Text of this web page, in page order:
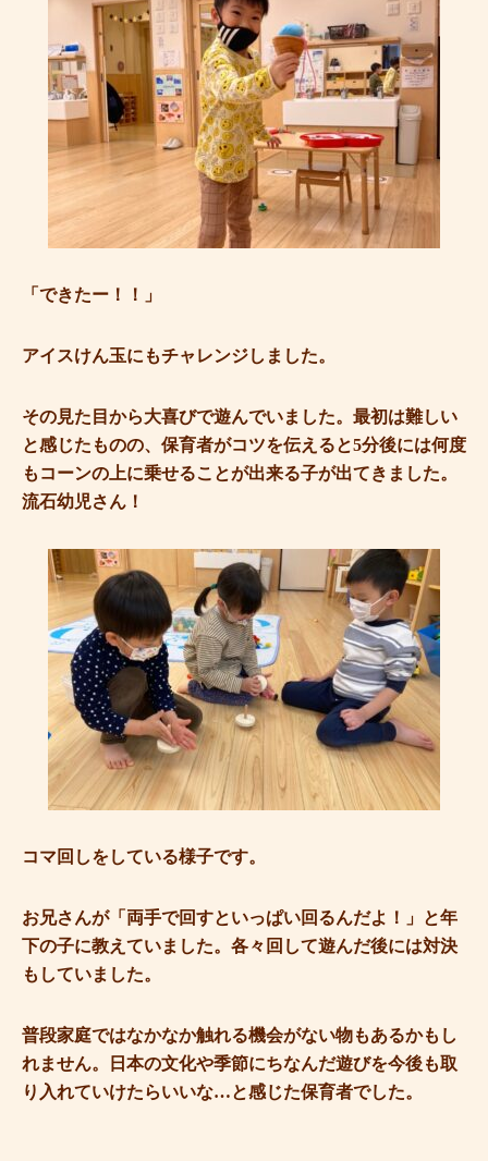
「できたー！！」
アイスけん玉にもチャレンジしました。
その見た目から大喜びで遊んでいました。最初は難しい
と感じたものの、保育者がコツを伝えると5分後には何度
もコーンの上に乗せることが出来る子が出てきました。
流石幼児さん！
コマ回しをしている様子です。
お兄さんが「両手で回すといっぱい回るんだよ！」と年
下の子に教えていました。各々回して遊んだ後には対決
もしていました。
普段家庭ではなかなか触れる機会がない物もあるかもし
れません。日本の文化や季節にちなんだ遊びを今後も取
り入れていけたらいいな…と感じた保育者でした。